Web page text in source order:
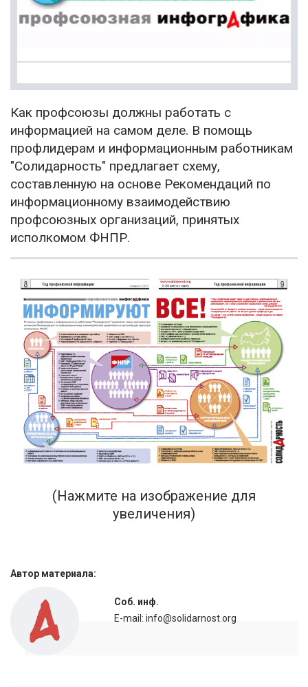
Как профсоюзы должны работать с
информацией на самом деле. В помощь
профлидерам и информационным работникам
"Солидарность" предлагает схему,
составленную на основе Рекомендаций по
информационному взаимодействию
профсоюзных организаций, принятых
исполкомом ФНПР.
(Нажмите на изображение для
увеличения)
Автор материала:
Соб. инф.
E-mail: info@solidarnost.org